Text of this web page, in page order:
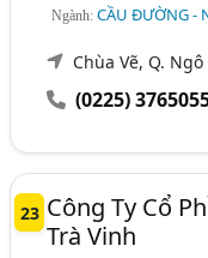
Ngành:CẦU ĐƯỜNG -
Chùa Vẽ, Q.
(0225)
23 Công Ty Cổ
Trà Vinh